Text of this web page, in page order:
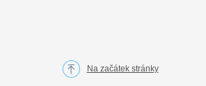
Na začátek stránky